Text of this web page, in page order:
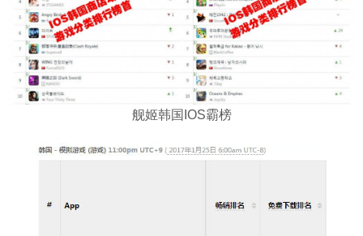
舰姬韩国IOS霸榜